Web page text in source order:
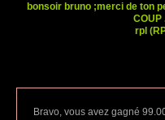
bonsoir bruno ;merci de ton
COUP
rpl
Bravo, vous avez gagné